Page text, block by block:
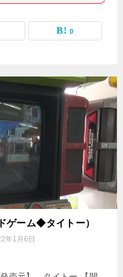
0
ゲーム◆タイトー）
年1月6日